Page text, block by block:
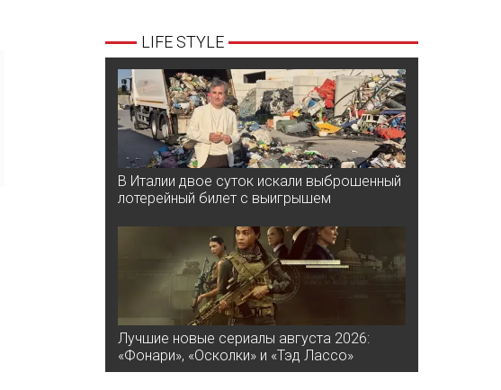
LIFE STYLE
В Италии двое суток искали выброшенный
лотерейный билет с выигрышем
Лучшие новые сериалы августа 2026:
«Фонари», «Осколки» и «Тэд Лассо»